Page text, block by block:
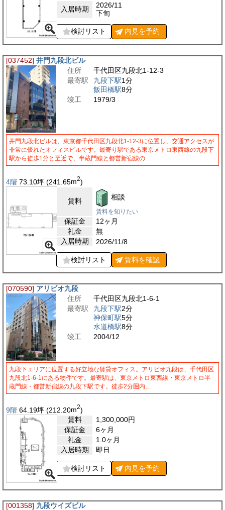
入居時期
2026/11
下旬
検討リスト 内見を予約
[037452] 井門九段北ビル
住所
千代田区九段北1-12-3
最寄駅
九段下駅1分
飯田橋駅8分
竣工
1979/3
井門九段北ビルは、東京都千代田区九段北1-12-3に位置し、交通アクセスが
非常に優れたオフィスビルです。最寄り駅である東京メトロ東西線の九段下
駅から徒歩1分と至近で、半蔵門線と都営新宿線の…
4階 73.10坪 (241.65m2)
賃料 相談
賃料を知りたい
保証金
12ヶ月
礼金
無
入居時期
2026/11/8
検討リスト 賃料を確認
[070590] アリビオ九段
住所
千代田区九段北1-6-1
最寄駅
九段下駅2分
神保町駅5分
水道橋駅8分
竣工
2004/12
九段下エリアに位置する好立地な賃貸オフィス。アリビオ九段は、千代田区
九段北1-6-1にある物件です。最寄駅は、東京メトロ東西線・東京メトロ半
蔵門線・都営新宿線の九段下駅です。徒歩2分圏内…
9階 64.19坪 (212.20m2)
賃料
1,300,000円
保証金
6ヶ月
礼金
1.0ヶ月
入居時期
即日
検討リスト 内見を予約
[001358] 九段ウイズビル